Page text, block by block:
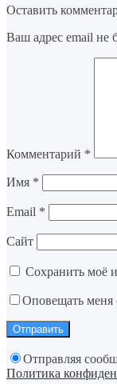
Оставить
Ваш адрес email не
Комментарий *
Имя *
Email *
Сайт
Сохранить моё
Оповещать меня
Отправляя
Политика